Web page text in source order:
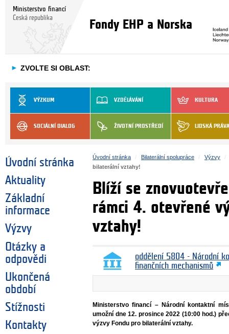
Ministerstvo financí
Česká republika
Fondy EHP a Norska
► ZVOLTE SI OBLAST:
VÝZKUM VZDĚLÁVÁNÍ KULTURA
SOCIÁLNÍ DIALOG ŽIVOTNÍ PROSTŘEDÍ LIDSKÁ PRÁVA
Úvodní stránka
Aktuality
Základní
informace
Výzvy
Otázky a
odpovědi
Ukončená
období
Stížnosti
Kontakty
Úvodní stránka Bilaterální spolupráce
Výzvy
bilaterální vztahy!
Blíží se
rámci 4. otevřené
vztahy!
oddělení 5804 - Národní
finančních mechanismů
Ministerstvo financí – Národní kontaktní
umožní dne 12. prosince 2022 (10:00 hod.)
výzvy Fondu pro bilaterální vztahy.